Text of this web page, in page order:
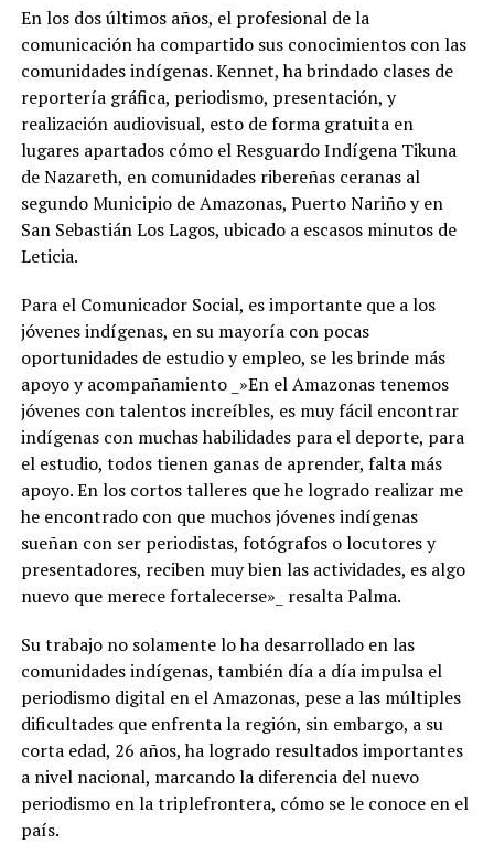
En los dos últimos años, el profesional de la
comunicación ha compartido sus conocimientos con las
comunidades indígenas. Kennet, ha brindado clases de
reportería gráfica, periodismo, presentación, y
realización audiovisual, esto de forma gratuita en
lugares apartados cómo el Resguardo Indígena Tikuna
de Nazareth, en comunidades ribereñas ceranas al
segundo Municipio de Amazonas, Puerto Nariño y en
San Sebastián Los Lagos, ubicado a escasos minutos de
Leticia.
Para el Comunicador Social, es importante que a los
jóvenes indígenas, en su mayoría con pocas
oportunidades de estudio y empleo, se les brinde más
apoyo y acompañamiento _»En el Amazonas tenemos
jóvenes con talentos increíbles, es muy fácil encontrar
indígenas con muchas habilidades para el deporte, para
el estudio, todos tienen ganas de aprender, falta más
apoyo. En los cortos talleres que he logrado realizar me
he encontrado con que muchos jóvenes indígenas
sueñan con ser periodistas, fotógrafos o locutores y
presentadores, reciben muy bien las actividades, es algo
nuevo que merece fortalecerse»_ resalta Palma.
Su trabajo no solamente lo ha desarrollado en las
comunidades indígenas, también día a día impulsa el
periodismo digital en el Amazonas, pese a las múltiples
dificultades que enfrenta la región, sin embargo, a su
corta edad, 26 años, ha logrado resultados importantes
a nivel nacional, marcando la diferencia del nuevo
periodismo en la triplefrontera, cómo se le conoce en el
país.